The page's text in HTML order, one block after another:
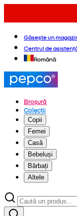
Găsește un
Centrul de
Română
Broșură
Colecții
Copii
Femei
Casă
Bebeluși
Bărbați
Altele